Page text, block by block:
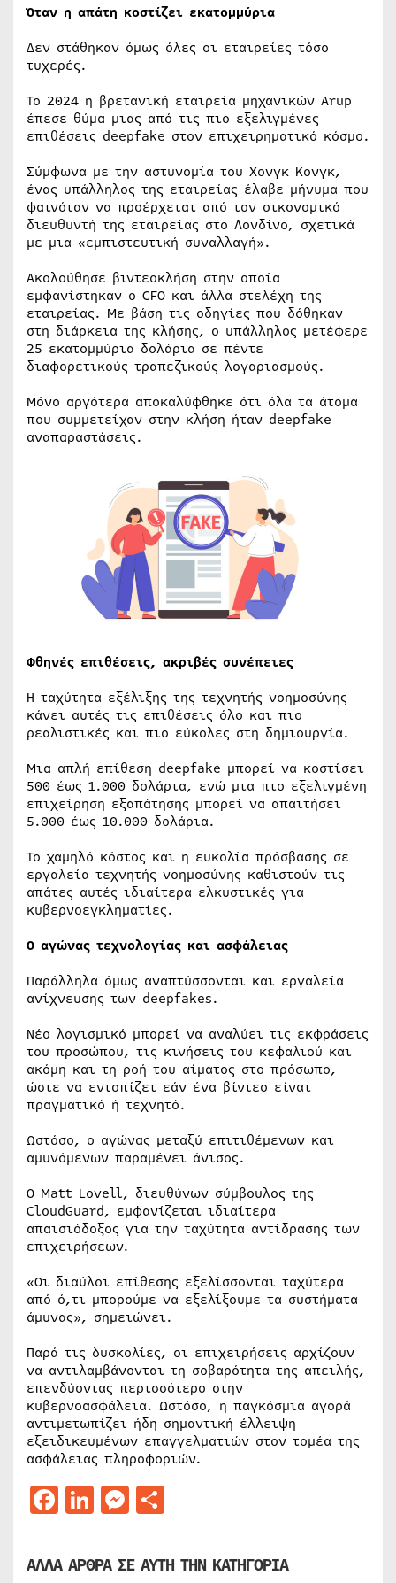
Όταν η απάτη κοστίζει εκατομμύρια
Δεν στάθηκαν όμως όλες οι εταιρείες τόσο
τυχερές.
Το 2024 η βρετανική εταιρεία μηχανικών Arup
έπεσε θύμα μιας από τις πιο εξελιγμένες
επιθέσεις deepfake στον επιχειρηματικό κόσμο.
Σύμφωνα με την αστυνομία του Χονγκ Κονγκ,
ένας υπάλληλος της εταιρείας έλαβε μήνυμα που
φαινόταν να προέρχεται από τον οικονομικό
διευθυντή της εταιρείας στο Λονδίνο, σχετικά
με μια «εμπιστευτική συναλλαγή».
Ακολούθησε βιντεοκλήση στην οποία
εμφανίστηκαν ο CFO και άλλα στελέχη της
εταιρείας. Με βάση τις οδηγίες που δόθηκαν
στη διάρκεια της κλήσης, ο υπάλληλος μετέφερε
25 εκατομμύρια δολάρια σε πέντε
διαφορετικούς τραπεζικούς λογαριασμούς.
Μόνο αργότερα αποκαλύφθηκε ότι όλα τα άτομα
που συμμετείχαν στην κλήση ήταν deepfake
αναπαραστάσεις.
Φθηνές επιθέσεις, ακριβές συνέπειες
Η ταχύτητα εξέλιξης της τεχνητής νοημοσύνης
κάνει αυτές τις επιθέσεις όλο και πιο
ρεαλιστικές και πιο εύκολες στη δημιουργία.
Μια απλή επίθεση deepfake μπορεί να κοστίσει
500 έως 1.000 δολάρια, ενώ μια πιο εξελιγμένη
επιχείρηση εξαπάτησης μπορεί να απαιτήσει
5.000 έως 10.000 δολάρια.
Το χαμηλό κόστος και η ευκολία πρόσβασης σε
εργαλεία τεχνητής νοημοσύνης καθιστούν τις
απάτες αυτές ιδιαίτερα ελκυστικές για
κυβερνοεγκληματίες.
Ο αγώνας τεχνολογίας και ασφάλειας
Παράλληλα όμως αναπτύσσονται και εργαλεία
ανίχνευσης των deepfakes.
Νέο λογισμικό μπορεί να αναλύει τις εκφράσεις
του προσώπου, τις κινήσεις του κεφαλιού και
ακόμη και τη ροή του αίματος στο πρόσωπο,
ώστε να εντοπίζει εάν ένα βίντεο είναι
πραγματικό ή τεχνητό.
Ωστόσο, ο αγώνας μεταξύ επιτιθέμενων και
αμυνόμενων παραμένει άνισος.
Ο Matt Lovell, διευθύνων σύμβουλος της
CloudGuard, εμφανίζεται ιδιαίτερα
απαισιόδοξος για την ταχύτητα αντίδρασης των
επιχειρήσεων.
«Οι διαύλοι επίθεσης εξελίσσονται ταχύτερα
από ό,τι μπορούμε να εξελίξουμε τα συστήματα
άμυνας», σημειώνει.
Παρά τις δυσκολίες, οι επιχειρήσεις αρχίζουν
να αντιλαμβάνονται τη σοβαρότητα της απειλής,
επενδύοντας περισσότερο στην
κυβερνοασφάλεια. Ωστόσο, η παγκόσμια αγορά
αντιμετωπίζει ήδη σημαντική έλλειψη
εξειδικευμένων επαγγελματιών στον τομέα της
ασφάλειας πληροφοριών.
Facebook
LinkedIn
Messenger
ΑΛΛΑ ΑΡΘΡΑ ΣΕ ΑΥΤΗ ΤΗΝ ΚΑΤΗΓΟΡΙΑ